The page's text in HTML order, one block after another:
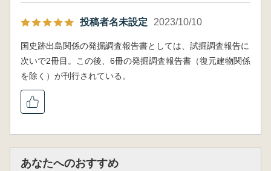
投稿者名未設定 2023/10/10
国史跡出島関係の発掘調査報告書としては、試掘調査報告に
次いで2冊目。この後、6冊の発掘調査報告書（復元建物関係
を除く）が刊行されている。
あなたへのおすすめ